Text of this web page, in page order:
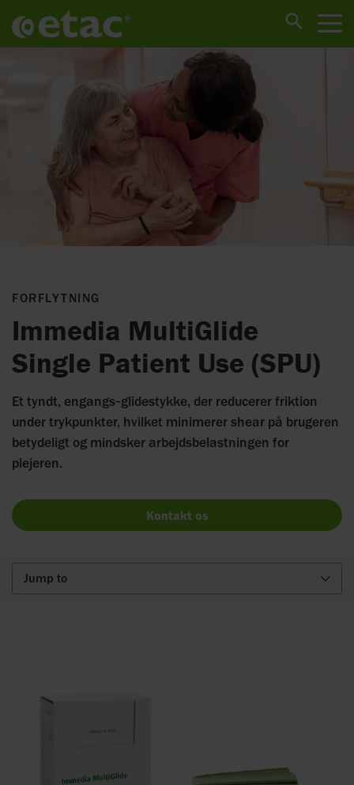
FORFLYTNING
Immedia MultiGlide
Single Patient Use (SPU)
Et tyndt, engangs‑glidestykke, der reducerer friktion
under trykpunkter, hvilket minimerer shear på brugeren
betydeligt og mindsker arbejdsbelastningen for
plejeren.
Kontakt os
Jump to